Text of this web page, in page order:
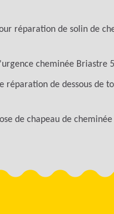
réparation de solin de
cheminée Briastre
réparation de dessous de
de chapeau de